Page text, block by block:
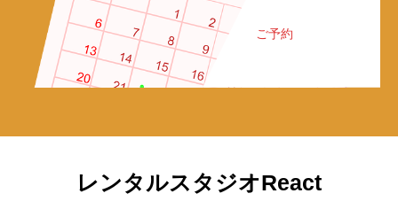
ご予約
レンタルスタジオReact